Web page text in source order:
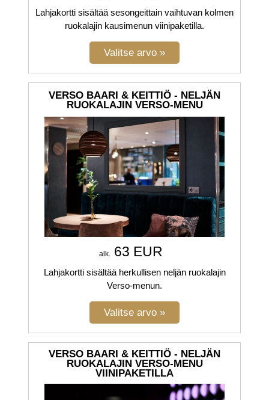
Lahjakortti sisältää sesongeittain vaihtuvan kolmen
ruokalajin kausimenun viinipaketilla.
VERSO BAARI & KEITTIÖ - NELJÄN
RUOKALAJIN VERSO-MENU
alk. 63 EUR
Lahjakortti sisältää herkullisen neljän ruokalajin
Verso-menun.
VERSO BAARI & KEITTIÖ - NELJÄN
RUOKALAJIN VERSO-MENU
VIINIPAKETILLA